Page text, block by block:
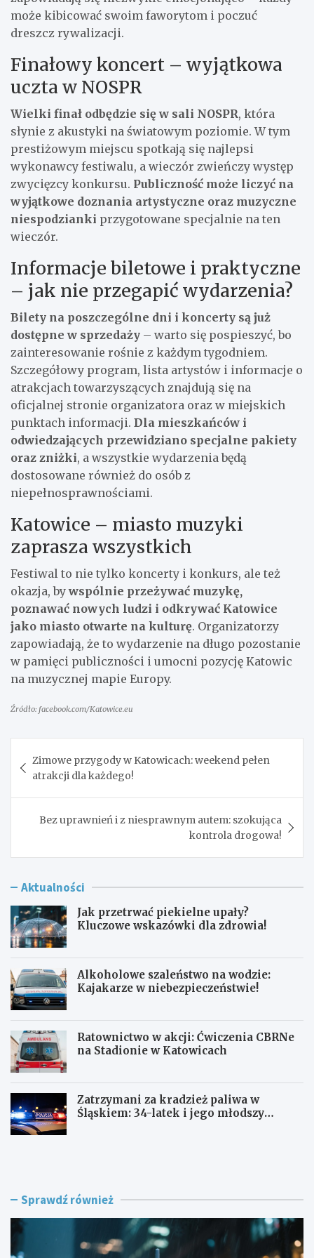
może kibicować swoim faworytom i poczuć
dreszcz rywalizacji.
Finałowy koncert – wyjątkowa
uczta w NOSPR
Wielki finał odbędzie się w sali NOSPR, która
słynie z akustyki na światowym poziomie. W tym
prestiżowym miejscu spotkają się najlepsi
wykonawcy festiwalu, a wieczór zwieńczy występ
zwycięzcy konkursu. Publiczność może liczyć na
wyjątkowe doznania artystyczne oraz muzyczne
niespodzianki przygotowane specjalnie na ten
wieczór.
Informacje biletowe i praktyczne
– jak nie przegapić wydarzenia?
Bilety na poszczególne dni i koncerty są już
dostępne w sprzedaży – warto się pospieszyć, bo
zainteresowanie rośnie z każdym tygodniem.
Szczegółowy program, lista artystów i informacje o
atrakcjach towarzyszących znajdują się na
oficjalnej stronie organizatora oraz w miejskich
punktach informacji. Dla mieszkańców i
odwiedzających przewidziano specjalne pakiety
oraz zniżki, a wszystkie wydarzenia będą
dostosowane również do osób z
niepełnosprawnościami.
Katowice – miasto muzyki
zaprasza wszystkich
Festiwal to nie tylko koncerty i konkurs, ale też
okazja, bywspólnie przeżywać muzykę,
poznawać nowych ludzi i odkrywać Katowice
jako miasto otwarte na kulturę. Organizatorzy
zapowiadają, że to wydarzenie na długo pozostanie
w pamięci publiczności i umocni pozycję Katowic
na muzycznej mapie Europy.
Źródło: facebook.com/Katowice.eu
wpisu
Zimowe przygody w Katowicach: weekend pełen
atrakcji dla każdego!
Bez uprawnień i z niesprawnym autem: szokująca
kontrola drogowa!
Aktualności
Jak przetrwać piekielne upały?
Kluczowe wskazówki dla zdrowia!
Alkoholowe szaleństwo na wodzie:
Kajakarze w niebezpieczeństwie!
Ratownictwo w akcji: Ćwiczenia CBRNe
na Stadionie w Katowicach
Zatrzymani za kradzież paliwa w
Śląskiem: 34-latek i jego młodszy
J
z
w
A
o
e
Sprawdź również